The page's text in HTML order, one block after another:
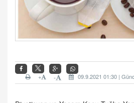
09.9.2021 01:30 |
-
+